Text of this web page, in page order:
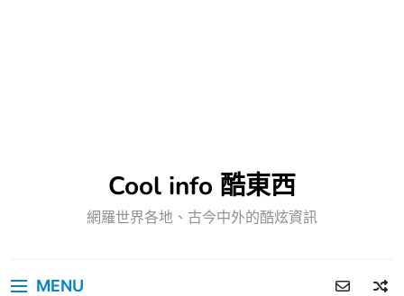
Cool info 酷東西
網羅世界各地、古今中外的酷炫資訊
MENU